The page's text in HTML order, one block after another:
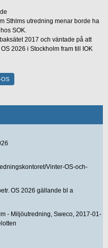
Sthlms utredning menar borde ha
SOK.
2017 och väntade på att
2026 i Stockholm fram till IOK
OS
Vinter-OS-och-
OS 2026 gällande bl a
- Miljöutredning, Sweco, 2017-01-